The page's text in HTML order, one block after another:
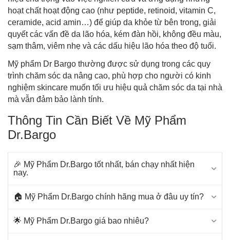
hoạt chất hoạt động cao (như peptide, retinoid, vitamin C,
ceramide, acid amin…) để giúp da khỏe từ bên trong, giải
quyết các vấn đề da lão hóa, kém đàn hồi, không đều màu,
sạm thâm, viêm nhẹ và các dấu hiệu lão hóa theo độ tuổi.
Mỹ phẩm Dr Bargo thường được sử dụng trong các quy
trình chăm sóc da nâng cao, phù hợp cho người có kinh
nghiệm skincare muốn tối ưu hiệu quả chăm sóc da tại nhà
mà vẫn đảm bảo lành tính.
Thông Tin Cần Biết Về Mỹ Phẩm
Dr.Bargo
🎉 Mỹ Phẩm Dr.Bargo tốt nhất, bán chạy nhất hiện
nay.
🏠 Mỹ Phẩm Dr.Bargo chính hãng mua ở đâu uy tín?
🌟 Mỹ Phẩm Dr.Bargo giá bao nhiêu?